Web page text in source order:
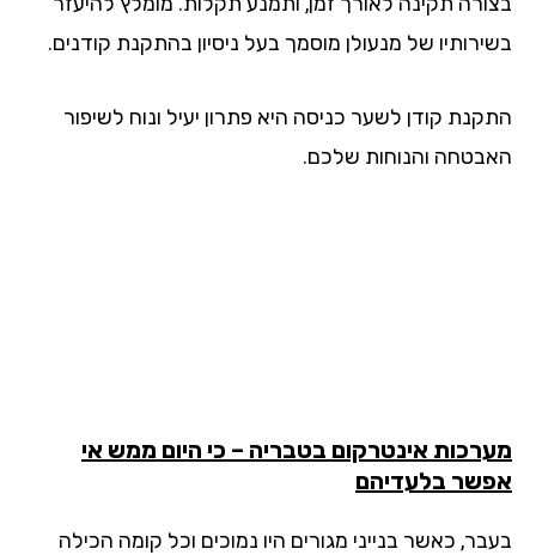
של מנעולן מוסמך בעל ניסיון בהתקנת קודנים.
קודן לשער כניסה היא פתרון יעיל ונוח לשיפור
והנוחות שלכם.
אינטרקום בטבריה – כי היום ממש אי
בלעדיהם
כאשר בנייני מגורים היו נמוכים וכל קומה הכילה